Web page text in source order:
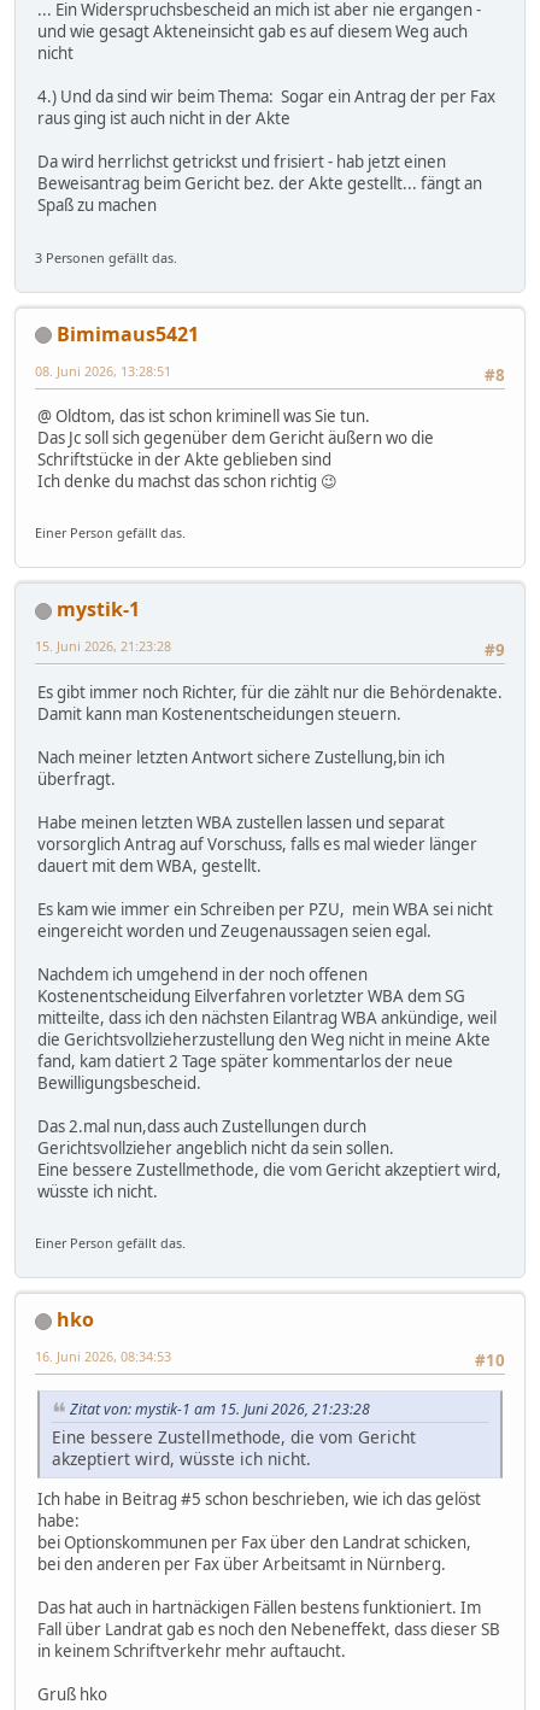
... Ein Widerspruchsbescheid an mich ist aber nie ergangen -
und wie gesagt Akteneinsicht gab es auf diesem Weg auch
nicht
4.) Und da sind wir beim Thema: Sogar ein Antrag der per Fax
raus ging ist auch nicht in der Akte
Da wird herrlichst getrickst und frisiert - hab jetzt einen
Beweisantrag beim Gericht bez. der Akte gestellt... fängt an
Spaß zu machen
3 Personen gefällt das.
Bimimaus5421
#8
08. Juni 2026, 13:28:51
@ Oldtom, das ist schon kriminell was Sie tun.
Das Jc soll sich gegenüber dem Gericht äußern wo die
Schriftstücke in der Akte geblieben sind
Ich denke du machst das schon richtig 😉
Einer Person gefällt das.
mystik-1
#9
15. Juni 2026, 21:23:28
Es gibt immer noch Richter, für die zählt nur die Behördenakte.
Damit kann man Kostenentscheidungen steuern.
Nach meiner letzten Antwort sichere Zustellung,bin ich
überfragt.
Habe meinen letzten WBA zustellen lassen und separat
vorsorglich Antrag auf Vorschuss, falls es mal wieder länger
dauert mit dem WBA, gestellt.
Es kam wie immer ein Schreiben per PZU, mein WBA sei nicht
eingereicht worden und Zeugenaussagen seien egal.
Nachdem ich umgehend in der noch offenen
Kostenentscheidung Eilverfahren vorletzter WBA dem SG
mitteilte, dass ich den nächsten Eilantrag WBA ankündige, weil
die Gerichtsvollzieherzustellung den Weg nicht in meine Akte
fand, kam datiert 2 Tage später kommentarlos der neue
Bewilligungsbescheid.
Das 2.mal nun,dass auch Zustellungen durch
Gerichtsvollzieher angeblich nicht da sein sollen.
Eine bessere Zustellmethode, die vom Gericht akzeptiert wird,
wüsste ich nicht.
Einer Person gefällt das.
hko
#10
16. Juni 2026, 08:34:53
Zitat von: mystik-1 am 15. Juni 2026, 21:23:28
Eine bessere Zustellmethode, die vom Gericht
akzeptiert wird, wüsste ich nicht.
Ich habe in Beitrag #5 schon beschrieben, wie ich das gelöst
habe:
bei Optionskommunen per Fax über den Landrat schicken,
bei den anderen per Fax über Arbeitsamt in Nürnberg.
Das hat auch in hartnäckigen Fällen bestens funktioniert. Im
Fall über Landrat gab es noch den Nebeneffekt, dass dieser SB
in keinem Schriftverkehr mehr auftaucht.
Gruß hko